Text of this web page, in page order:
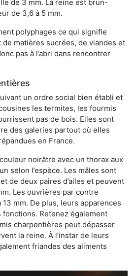
de 3 mm. La reine est brun-
de 3,6 à 5 mm.
polyphages ce qui signifie
de matières sucrées, de viandes et
pas à l’abri dans rencontrer
un ordre social bien établi et
les termites, les fourmis
pas de bois. Elles sont
des galeries partout où elles
en France.
noirâtre avec un thorax aux
selon l’espèce. Les mâles sont
de deux paires d’ailes et peuvent
Les ouvrières par contre
mm. De plus, leurs apparences
Retenez également
charpentières peut dépasser
la reine. À l’instar de leurs
friandes des aliments